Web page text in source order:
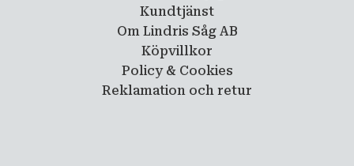
Kundtjänst
Om Lindris Såg AB
Köpvillkor
Policy & Cookies
Reklamation och retur